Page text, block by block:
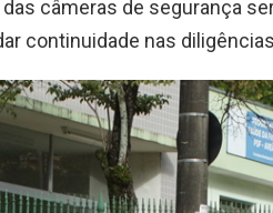
câmeras de segurança
continuidade nas